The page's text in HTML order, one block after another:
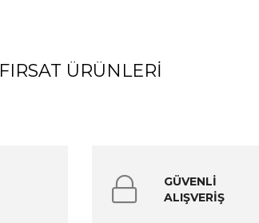
FIRSAT ÜRÜNLERI
GÜVENLİ
ALIŞVERİŞ